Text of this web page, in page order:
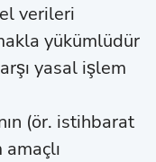
verileri
yükümlüdür
yasal işlem
(ör. istihbarat